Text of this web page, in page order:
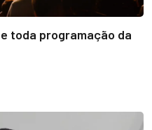
toda programação da